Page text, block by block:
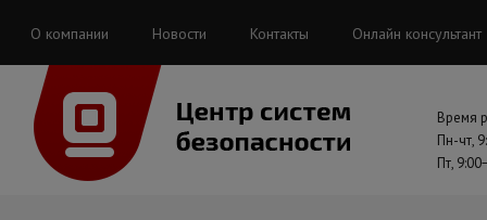
О компании Новости Контакты Онлайн консультант
Время
Пн-чт,
Пт,